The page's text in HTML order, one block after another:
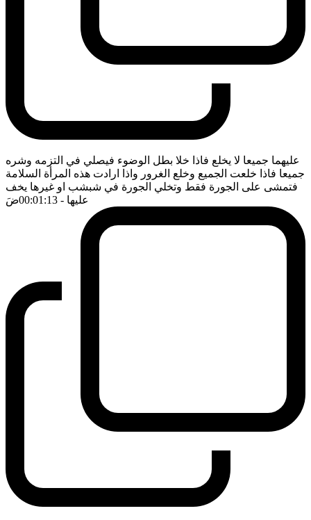
عليهما جميعا لا يخلع فاذا خلا بطل الوضوء فيصلي في التزمه وشره
جميعا فاذا خلعت الجميع وخلع الغرور واذا ارادت هذه المرأة السلامة
فتمشى على الجورة فقط وتخلي الجورة في شبشب او غيرها يخف
عليها - 00:01:13 ضَ